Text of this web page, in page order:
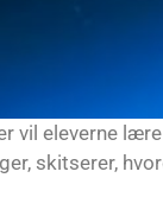
eleverne
skitserer,